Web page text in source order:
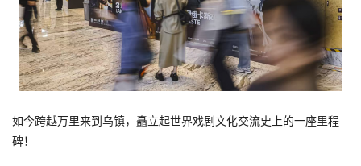
如今跨越万里来到乌镇，矗立起世界戏剧文化交流史上的一座里程
碑！